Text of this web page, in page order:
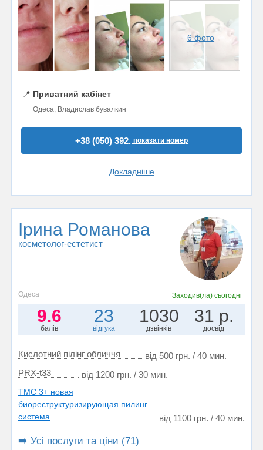
6 фото
📍 Приватний кабінет
Одеса, Владислав бувалкин
+38 (050) 392..показати номер
Докладніше
Ірина Романова
косметолог-естетист
Одеса Заходив(ла)сьогодні
9.6
балів
23
відгука
1030
дзвінків
31 р.
досвід
Кислотний пілінг обличчя
від 500 грн. / 40 мин.
PRX-t33
від 1200 грн. / 30 мин.
TMC 3+ новая
биореструктуризирующая пилинг
система
від 1100 грн. / 40 мин.
➡️ Усі послуги та ціни (71)